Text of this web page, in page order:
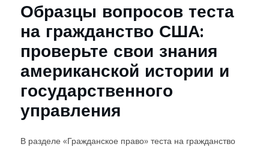
Образцы вопросов теста
на гражданство США:
проверьте свои знания
американской истории и
государственного
управления
В разделе «Гражданское право» теста на гражданство